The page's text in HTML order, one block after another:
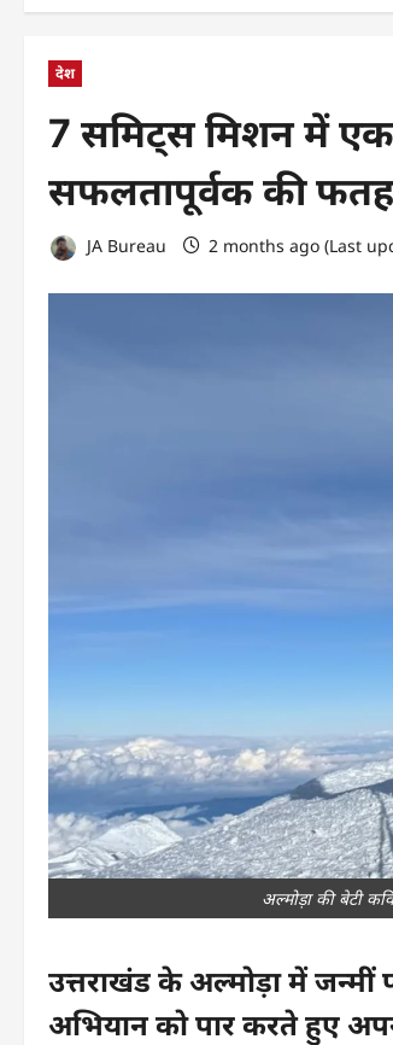
देश
7 समिट्स मिशन में
सफलतापूर्वक की फतह
JA Bureau 2 months ago (Last
अल्मोड़ा की बेटी
उत्तराखंड के अल्मोड़ा में जन्मीं
अभियान को पार करते हुए